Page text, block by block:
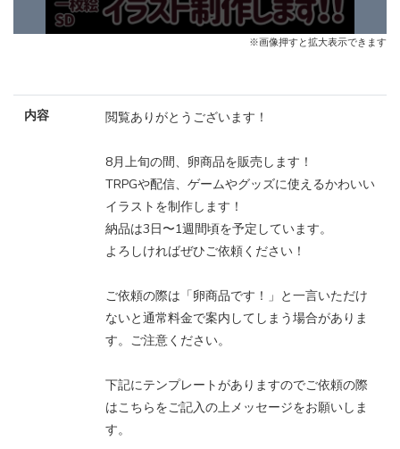
※画像押すと拡大表示できます
内容 閲覧ありがとうございます！
8月上旬の間、卵商品を販売します！
TRPGや配信、ゲームやグッズに使えるかわいい
イラストを制作します！
納品は3日〜1週間頃を予定しています。
よろしければぜひご依頼ください！
ご依頼の際は「卵商品です！」と一言いただけ
ないと通常料金で案内してしまう場合がありま
す。ご注意ください。
下記にテンプレートがありますのでご依頼の際
はこちらをご記入の上メッセージをお願いしま
す。